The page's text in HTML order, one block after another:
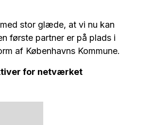
stor glæde, at vi nu kan
første partner er på plads i
af Københavns Kommune.
for netværket